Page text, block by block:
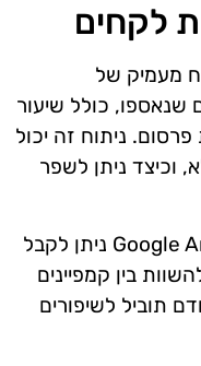
לקחים
מעמיק של
שנאספו, כולל שיעור
ניתוח זה יכול
וכיצד ניתן לשפר
באמצעות כלי ניתוח כמו Google Analytics ניתן לקבל
בין קמפיינים
תוביל לשיפורים